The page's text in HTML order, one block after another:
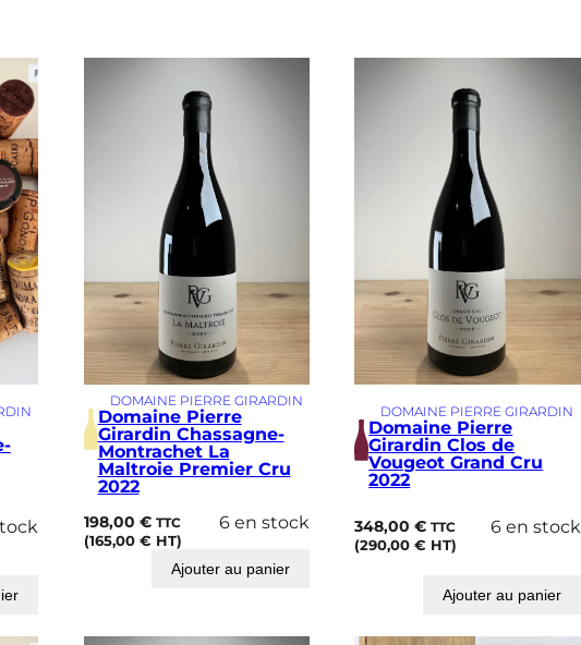
DOMAINE PIERRE GIRARDIN
Domaine Pierre
Girardin Chassagne-
Montrachet La
Maltroie Premier Cru
2022
198,00 € TTC
(165,00 €HT)
6 en stock
Ajouter au panier
DOMAINE PIERRE GIRARDIN
Domaine Pierre
Girardin Clos de
Vougeot Grand Cru
2022
348,00€ TTC
(290,00€ HT)
6 en stock
Ajouter au panier